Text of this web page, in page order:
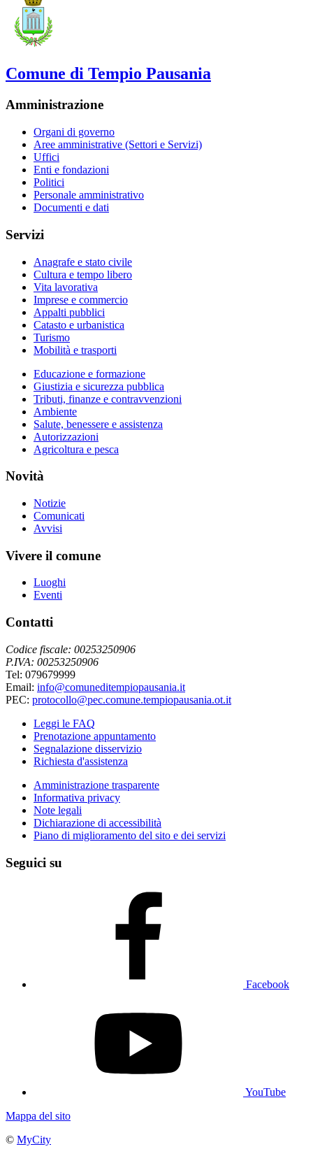
Comune di Tempio Pausania
Amministrazione
Organi di governo
Aree amministrative (Settori e Servizi)
Uffici
Enti e fondazioni
Politici
Personale amministrativo
Documenti e dati
Servizi
Anagrafe e stato civile
Cultura e tempo libero
Vita lavorativa
Imprese e commercio
Appalti pubblici
Catasto e urbanistica
Turismo
Mobilità e trasporti
Educazione e formazione
Giustizia e sicurezza pubblica
Tributi, finanze e contravvenzioni
Ambiente
Salute, benessere e assistenza
Autorizzazioni
Agricoltura e pesca
Novità
Notizie
Comunicati
Avvisi
Vivere il comune
Luoghi
Eventi
Contatti
Codice fiscale: 00253250906
P.IVA: 00253250906
Tel: 079679999
Email: info@comuneditempiopausania.it
PEC: protocollo@pec.comune.tempiopausania.ot.it
Leggi le FAQ
Prenotazione appuntamento
Segnalazione disservizio
Richiesta d'assistenza
Amministrazione trasparente
Informativa privacy
Note legali
Dichiarazione di accessibilità
Piano di miglioramento del sito e dei servizi
Seguici su
Facebook
YouTube
Mappa del sito
© MyCity